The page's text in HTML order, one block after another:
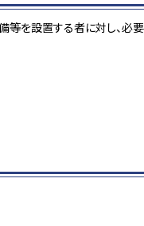
等を設置する者に対し、必